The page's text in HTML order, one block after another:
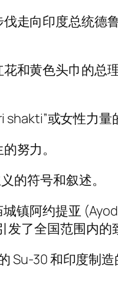
走向印度总统德
和黄色头巾的总
或女性力量
努力。
的符号和叙述。
阿约提亚
了全国范围内的
Su-30 和印度制